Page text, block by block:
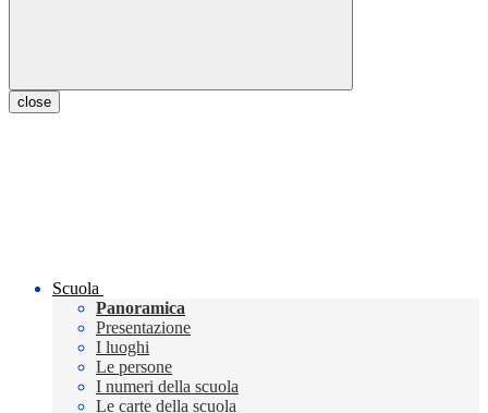
close
Scuola
Panoramica
Presentazione
I luoghi
Le persone
I numeri della scuola
Le carte della scuola